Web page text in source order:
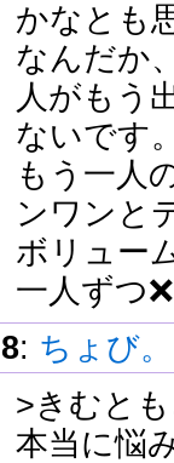
かなとも
なんだか
人がもう
ないです。
もう一人
ンワンと
ボリュー
一人ずつ
8: ちょび
>きむと
本当に悩